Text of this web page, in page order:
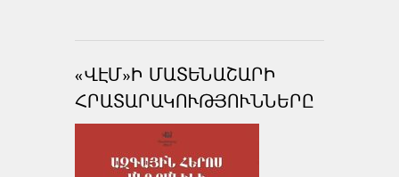
«ՎԷՄ»Ի ՄԱՏԵՆԱՇԱՐԻ
ՀՐԱՏԱՐԱԿՈՒԹՅՈՒՆՆԵՐԸ